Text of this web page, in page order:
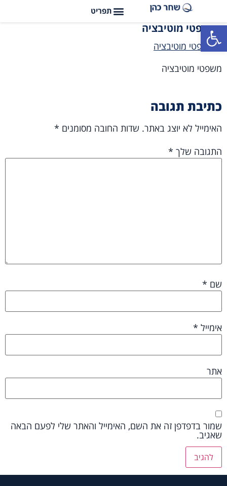
פתח סרגל נגישות
משפטי מוטיבציה
משפטי מוטיבציה
כתיבת תגובה
האימייל לא יוצג באתר. שדות החובה מסומנים *
התגובה שלך *
שם *
אימייל *
אתר
שמור בדפדפן זה את השם, האימייל והאתר שלי לפעם הבאה
שאגיב.